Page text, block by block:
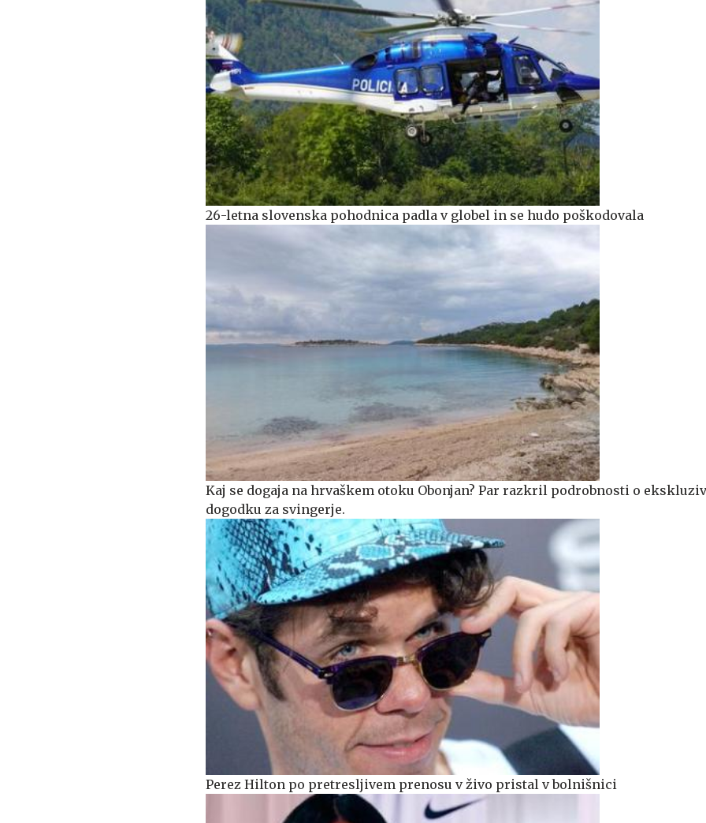
26-letna slovenska pohodnica padla v globel in se hudo poškodovala
Kaj se dogaja na hrvaškem otoku Obonjan? Par razkril podrobnosti o
dogodku za svingerje.
Perez Hilton po pretresljivem prenosu v živo pristal v bolnišnici